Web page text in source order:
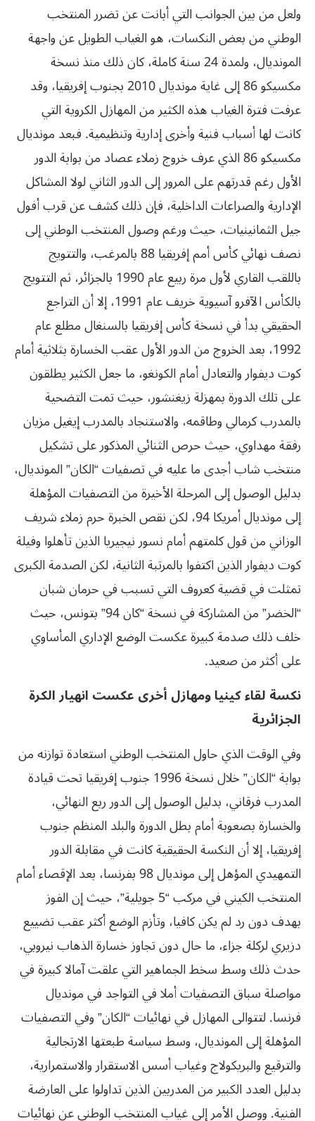
ولعل من بين الجوانب التي أبانت عن تضرر المنتخب
الوطني من بعض النكسات، هو الغياب الطويل عن واجهة
المونديال، ولمدة 24 سنة كاملة، كان ذلك منذ نسخة
مكسيكو 86 إلى غاية مونديال 2010 بجنوب إفريقيا، وقد
عرفت فترة الغياب هذه الكثير من المهازل الكروية التي
كانت لها أسباب فنية وأخرى إدارية وتنظيمية. فبعد مونديال
مكسيكو 86 الذي عرف خروج زملاء عصاد من بوابة الدور
الأول رغم قدرتهم على المرور إلى الدور الثاني لولا المشاكل
الإدارية والصراعات الداخلية، فإن ذلك كشف عن قرب أفول
جيل الثمانينيات، حيث ورغم وصول المنتخب الوطني إلى
نصف نهائي كأس أمم إفريقيا 88 بالمرغب، والتتويج
باللقب القاري لأول مرة ربيع عام 1990 بالجزائر، ثم التتويج
بالكأس الآفرو آسيوية خريف عام 1991، إلا أن التراجع
الحقيقي بدأ في نسخة كأس إفريقيا بالسنغال مطلع عام
1992، بعد الخروج من الدور الأول عقب الخسارة بثلاثية أمام
كوت ديفوار والتعادل أمام الكونغو، ما جعل الكثير يطلقون
على تلك الدورة بمهزلة زيغنشور، حيث تمت التضحية
بالمدرب كرمالي وطاقمه، والاستنجاد بالمدرب إيغيل مزيان
رفقة مهداوي، حيث حرص الثنائي المذكور على تشكيل
منتخب شاب أجدى ما عليه في تصفيات “الكان” المونديال،
بدليل الوصول إلى المرحلة الأخيرة من التصفيات المؤهلة
إلى مونديال أمريكا 94، لكن نقص الخبرة حرم زملاء شريف
الوزاني من قول كلمتهم أمام نسور نيجيريا الذين تأهلوا وفيلة
كوت ديفوار الذين اكتفوا بالمرتبة الثانية، لكن الصدمة الكبرى
تمثلت في قضية كعروف التي تسبب في حرمان شبان
“الخضر” من المشاركة في نسخة “كان 94” بتونس، حيث
خلف ذلك صدمة كبيرة عكست الوضع الإداري المأساوي
على أكثر من صعيد.
نكسة لقاء كينيا ومهازل أخرى عكست انهيار الكرة
الجزائرية
وفي الوقت الذي حاول المنتخب الوطني استعادة توازنه من
بوابة “الكان” خلال نسخة 1996 جنوب إفريقيا تحت قيادة
المدرب فرقاني، بدليل الوصول إلى الدور ربع النهائي،
والخسارة بصعوبة أمام بطل الدورة والبلد المنظم جنوب
إفريقيا، إلا أن النكسة الحقيقية كانت في مقابلة الدور
التمهيدي المؤهل إلى مونديال 98 بفرنسا، بعد الإقصاء أمام
المنتخب الكيني في مركب “5 جويلية”، حيث إن الفوز
بهدف دون رد لم يكن كافيا، وتأزم الوضع أكثر عقب تضييع
دزيري لركلة جزاء، ما حال دون تجاوز خسارة الذهاب نيروبي،
حدث ذلك وسط سخط الجماهير التي علقت آمالا كبيرة في
مواصلة سباق التصفيات أملا في التواجد في مونديال
فرنسا. لتتوالى المهازل في نهائيات “الكان” وفي التصفيات
المؤهلة إلى المونديال، وسط سياسة طبعتها الارتجالية
والترقيع والبريكولاج وغياب أسس الاستقرار والاستمرارية،
بدليل العدد الكبير من المدربين الذين تداولوا على العارضة
الفنية. ووصل الأمر إلى غياب المنتخب الوطني عن نهائيات